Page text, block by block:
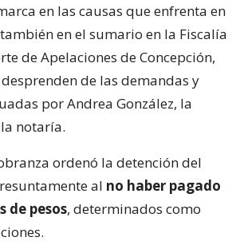
en las causas que enfrenta en
en el sumario en la Fiscalía
de Apelaciones de Concepción,
de las demandas y
por Andrea González, la
notaría.
ordenó la detención del
al no haber pagado
de pesos, determinados como